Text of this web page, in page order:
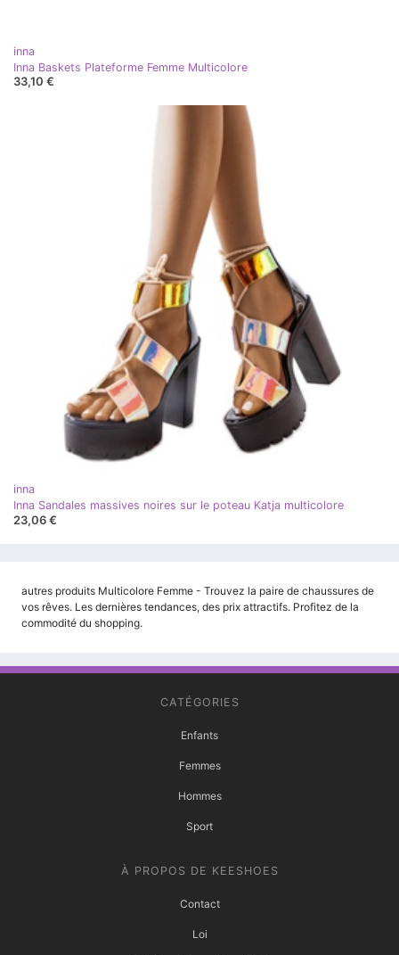
inna
Inna Baskets Plateforme Femme Multicolore
33,10 €
inna
Inna Sandales massives noires sur le poteau Katja multicolore
23,06 €
autres produits Multicolore Femme - Trouvez la paire de chaussures de
vos rêves. Les dernières tendances, des prix attractifs. Profitez de la
commodité du shopping.
CATÉGORIES
Enfants
Femmes
Hommes
Sport
À PROPOS DE KEESHOES
Contact
Loi